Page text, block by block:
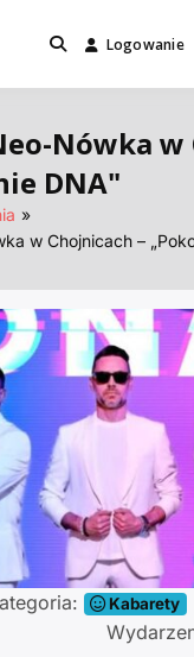
które wartoLogowanie
Nówka w
DNA"
w Chojnicach –
Kabarety